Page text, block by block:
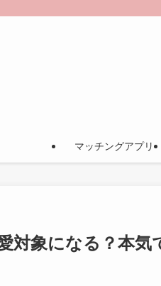
マッチングアプリ
対象になる？本